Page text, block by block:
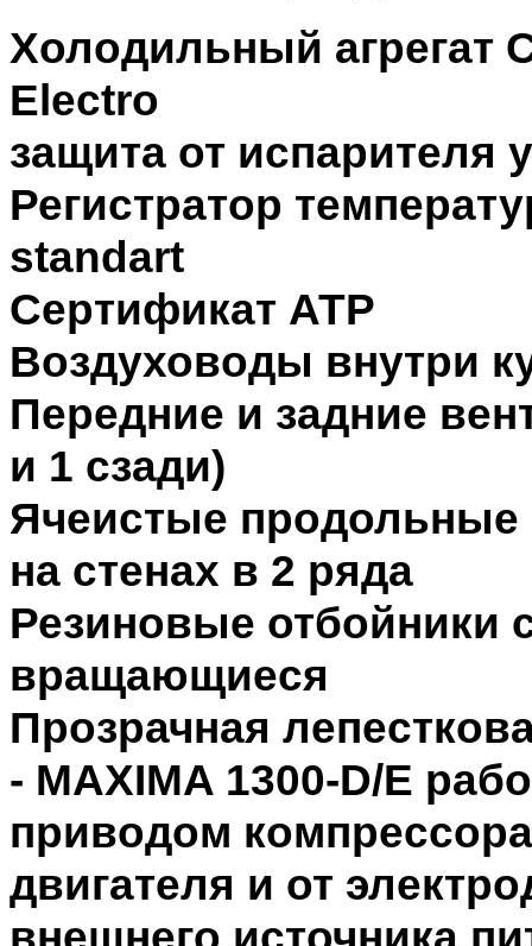
Холодильный агрегат
Electro
защита от испарителя
Регистратор
standart
Сертификат АТР
Воздуховоды внутри
Передние и задние
и 1 сзади)
Ячеистые продольные
на стенах в 2 ряда
Резиновые отбойники
вращающиеся
Прозрачная
- MAXIMA 1300-D/E
приводом
двигателя и от